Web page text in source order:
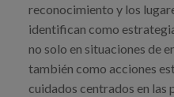
reconocimiento y los
identifican como
no solo en situaciones de
también como acciones
cuidados centrados en las